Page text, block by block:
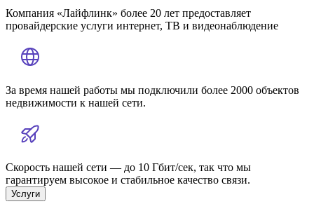
Компания «Лайфлинк» более 20 лет предоставляет
провайдерские услуги интернет, ТВ и видеонаблюдение
За время нашей работы мы подключили более 2000 объектов
недвижимости к нашей сети.
Скорость нашей сети — до 10 Гбит/сек, так что мы
гарантируем высокое и стабильное качество связи.
Услуги